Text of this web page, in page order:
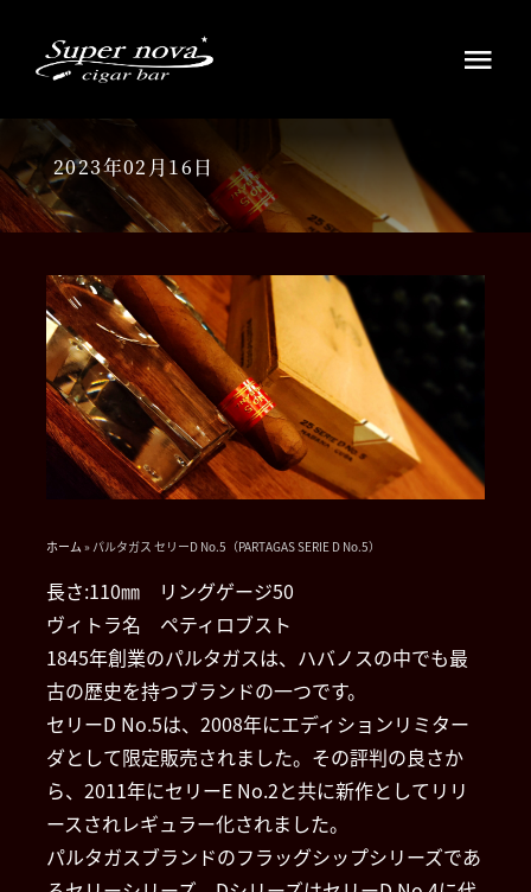
content
HOME
ウイスキー・ラムの銘酒
お知らせ
アクセス店舗案内
2023年02月16日
ホーム » パルタガス セリーD No.5（PARTAGAS SERIE D No.5）
長さ:110㎜ リングゲージ50
ヴィトラ名 ペティロブスト
1845年創業のパルタガスは、ハバノスの中でも最
古の歴史を持つブランドの一つです。
セリーD No.5は、2008年にエディションリミター
ダとして限定販売されました。その評判の良さか
ら、2011年にセリーE No.2と共に新作としてリリ
ースされレギュラー化されました。
パルタガスブランドのフラッグシップシリーズであ